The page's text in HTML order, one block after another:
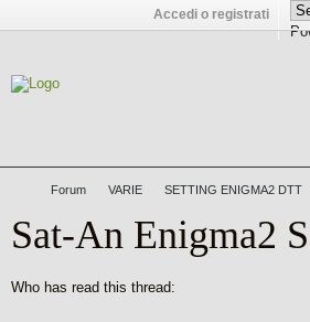
Accedi o registrati
Forum VARIE SETTING ENIGMA2 DTT
Sat-An Enigma2
Who has read this thread: